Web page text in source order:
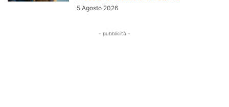
5 Agosto 2026
- pubblicità -